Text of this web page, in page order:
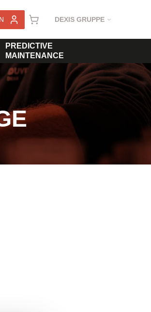
DEXIS GRUPPE
PREDICTIVE
MAINTENANCE